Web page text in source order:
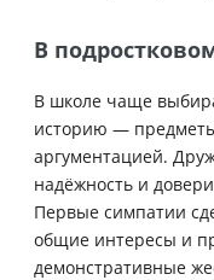
В
В школе чаще
историю —
аргументацией.
надёжность и
Первые симпатии
общие интересы и
демонстративные